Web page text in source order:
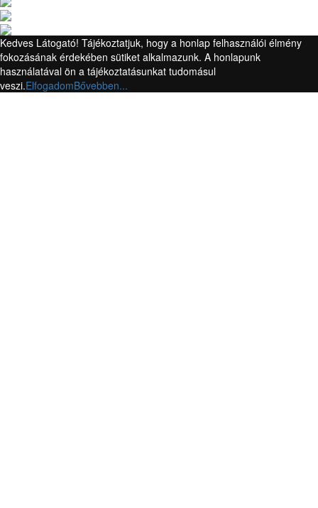
Kedves Látogató! Tájékoztatjuk, hogy a honlap felhasználói élmény
fokozásának érdekében sütiket alkalmazunk. A honlapunk
használatával ön a tájékoztatásunkat tudomásul
veszi.ElfogadomBővebben...